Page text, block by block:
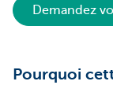
Demandez
Pourquoi